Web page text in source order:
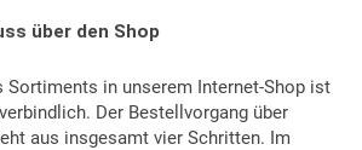
über den Shop
Sortiments in unserem Internet-Shop ist
Der Bestellvorgang über
aus insgesamt vier Schritten. Im